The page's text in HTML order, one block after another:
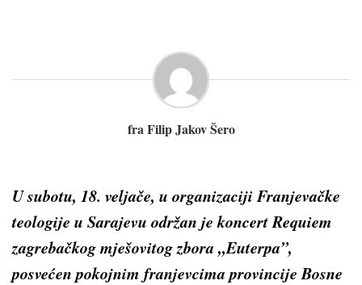
fra Filip Jakov Šero
U subotu, 18. veljače, u organizaciji Franjevačke
teologije u Sarajevu održan je koncertRequiem
zagrebačkog mješovitog zbora „Euterpa”,
posvećen pokojnim franjevcima provincije Bosne